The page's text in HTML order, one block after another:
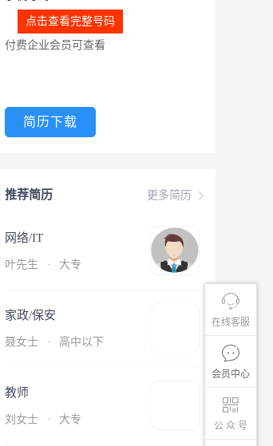
在线客服
会员中心
公 众 号
点击查看完整号码
付费企业会员可查看
简历下载
更多简历
推荐简历
网络/IT
叶先生 · 大专
家政/保安
聂女士 · 高中以下
教师
刘女士 · 大专